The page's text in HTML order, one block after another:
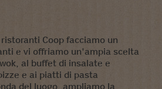
Coop facciamo un
e vi offriamo un'ampia scelta
al buffet di insalate e
e ai piatti di pasta
del luogo, ampliamo la